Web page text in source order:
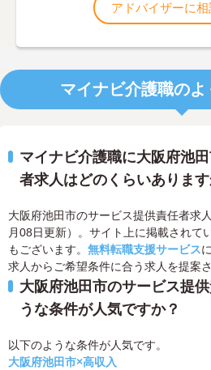
アドバイザーに相
マイナビ介護職のよ
マイナビ介護職に大阪府池
者求人はどのくらいあります
大阪府池田市のサービス提供責任者求
月08日更新）。サイト上に掲載されて
もございます。 無料転職支援サービス
求人からご希望条件に合う求人を提案
大阪府池田市のサービス提
うな条件が人気ですか？
以下のような条件が人気です。
大阪府池田市×高収入